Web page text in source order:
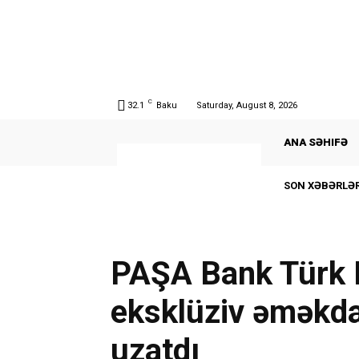
32.1 C Baku Saturday, August 8, 2026
ANA SƏHIFƏ
SON
PAŞA Bank Türk
eksklüziv
uzatdı